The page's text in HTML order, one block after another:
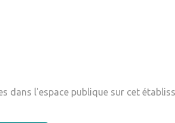
dans l'espace publique sur cet